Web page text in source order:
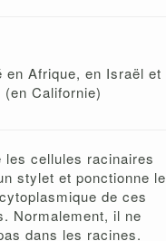
en Afrique, en Israël et
(en Californie)
les cellules racinaires
stylet et ponctionne le
de ces
Normalement, il ne
dans les racines.